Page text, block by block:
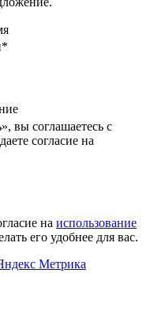
*
вы соглашаетесь с
согласие на
на использование
его удобнее для вас.
Метрика